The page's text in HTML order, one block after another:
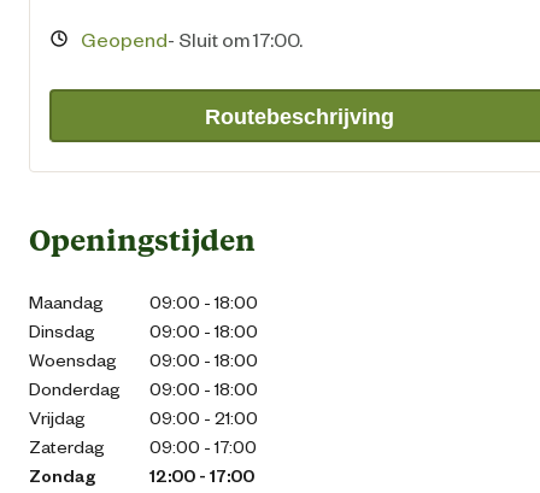
Geopend- Sluit om 17:00.
Routebeschrijving
Openingstijden
Maandag
09:00 - 18:00
Dinsdag
09:00 - 18:00
Woensdag
09:00 - 18:00
Donderdag
09:00 - 18:00
Vrijdag
09:00 - 21:00
Zaterdag
09:00 - 17:00
Zondag
12:00 - 17:00